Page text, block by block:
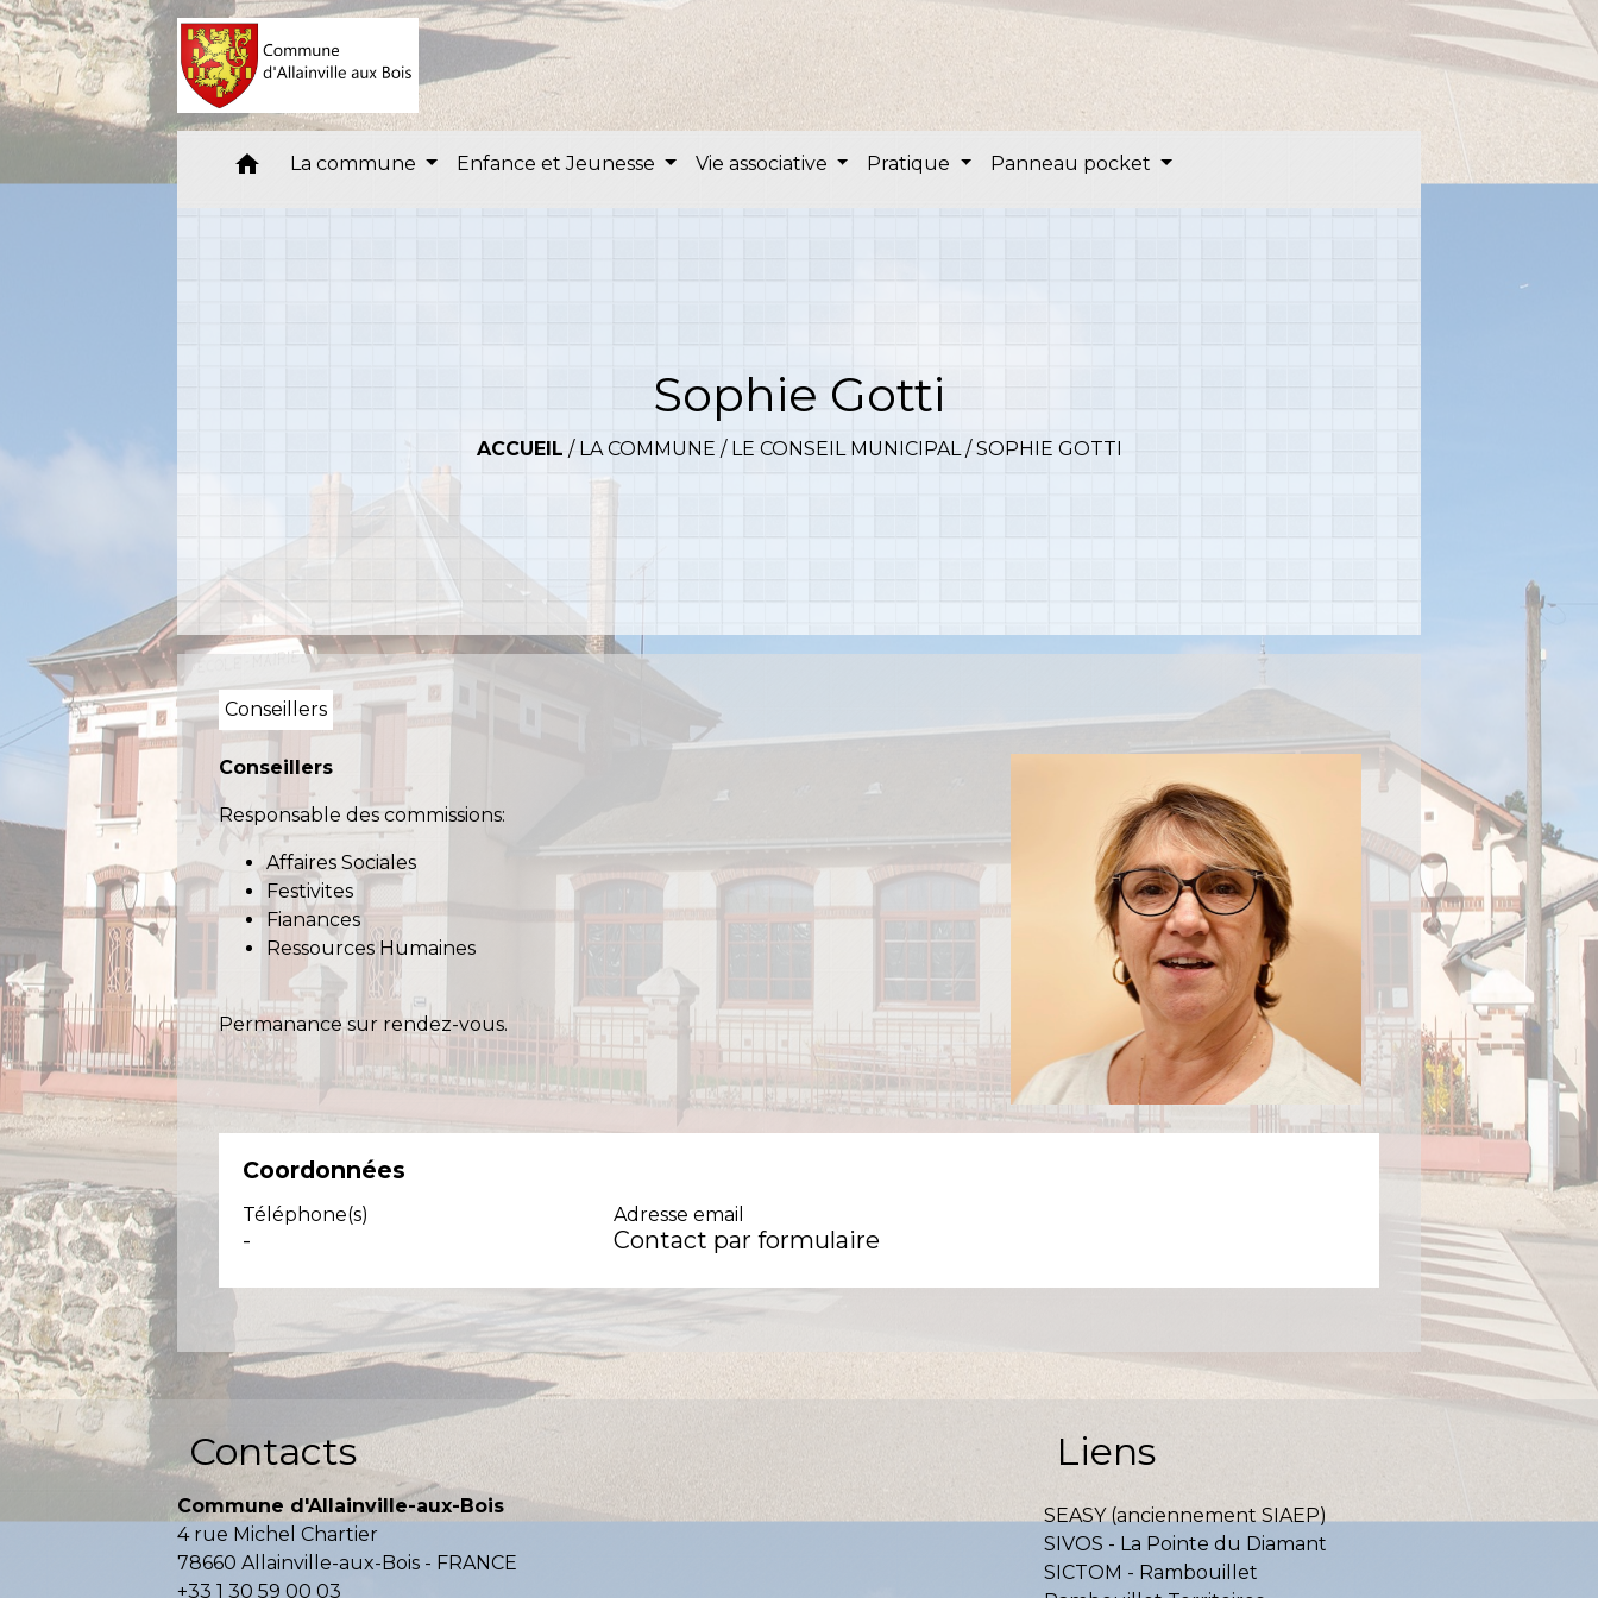
home La commune Enfance et Jeunesse Vie associative Pratique Panneau pocket
Sophie Gotti
ACCUEIL / LA COMMUNE / LE CONSEIL MUNICIPAL/SOPHIE GOTTI
Conseillers
Conseillers
Responsable des commissions:
Affaires Sociales
Festivites
Fianances
Ressources Humaines
Permanance sur rendez-vous.
Coordonnées
Téléphone(s)
-
Adresse email
Contact par formulaire
Contacts
Commune d'Allainville-aux-Bois
4 rue Michel Chartier
78660 Allainville-aux-Bois - FRANCE
+33 1 30 59 00 03
Liens
SEASY (anciennement SIAEP)
SIVOS - La Pointe du Diamant
SICTOM - Rambouillet